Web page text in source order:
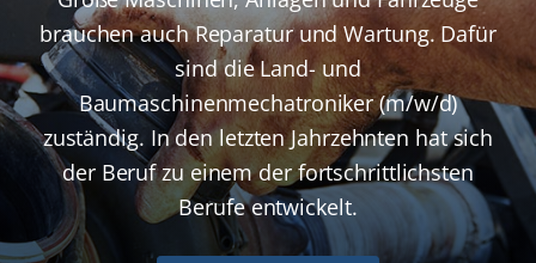
brauchen auch Reparatur und Wartung. Dafür
sind die Land- und
Baumaschinenmechatroniker (m/w/d)
zuständig. In den letzten Jahrzehnten hat sich
der Beruf zu einem der fortschrittlichsten
Berufe entwickelt.